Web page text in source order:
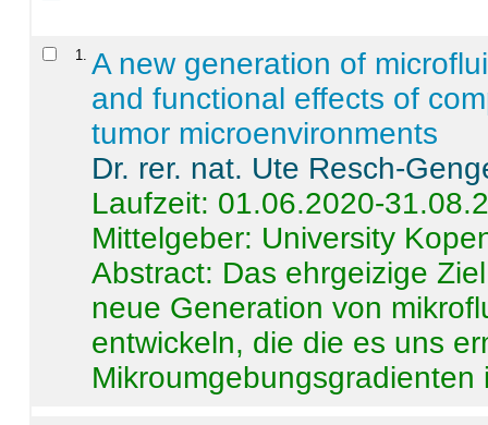
1
A new generation of
and functional effects of
tumor microenvironments
Dr. rer. nat. Ute Resch-
Laufzeit: 01.06.2020-
Mittelgeber: University
Abstract: Das ehrgeizige
neue Generation von
entwickeln, die die es uns
Mikroumgebungsgradienten